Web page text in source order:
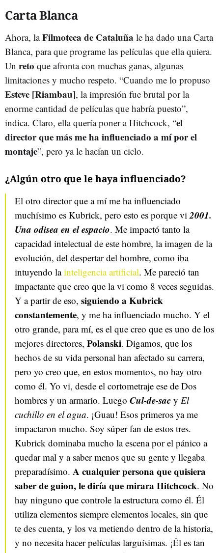
Carta Blanca
Ahora, laFilmoteca de Cataluña le ha dado una Carta
Blanca, para que programe las películas que ella quiera.
Un reto que afronta con muchas ganas, algunas
limitaciones y mucho respeto. “Cuando me lo propuso
Esteve [Riambau], la impresión fue brutal por la
enorme cantidad de películas que habría puesto”,
indica. Claro, ella quería poner a Hitchcock, “el
director que más me ha influenciado a mí por el
montaje”, pero ya le hacían un ciclo.
¿Algún otro que le haya influenciado?
El otro director que a mí me ha influenciado
muchísimo es Kubrick, pero esto es porque vi2001.
Una odisea en el espacio. Me impactó tanto la
capacidad intelectual de este hombre, la imagen de la
evolución, del despertar del hombre, como iba
intuyendo lainteligencia artificial. Me pareció tan
impactante que creo que la vi como 8 veces seguidas.
Y a partir de eso, siguiendo a Kubrick
constantemente, y me ha influenciado mucho. Y el
otro grande, para mí, es el que creo que es uno de los
mejores directores, Polanski. Digamos, que los
hechos de su vida personal han afectado su carrera,
pero yo creo que, en estos momentos, no hay otro
como él. Yo vi, desde el cortometraje ese de Dos
hombres y un armario. Luego Cul-de-sac y El
cuchillo en el agua. ¡Guau! Esos primeros ya me
impactaron mucho. Soy súper fan de estos tres.
Kubrick dominaba mucho la escena por el pánico a
quedar mal y a saber menos que su gente y llegaba
preparadísimo. A cualquier persona que quisiera
saber de guion, le diría que mirara Hitchcock. No
hay ninguno que controle la estructura como él. Él
utiliza elementos siempre elementos locales, sin que
te des cuenta, y los va metiendo dentro de la historia,
y no necesita hacer películas larguísimas. ¡Él es tan